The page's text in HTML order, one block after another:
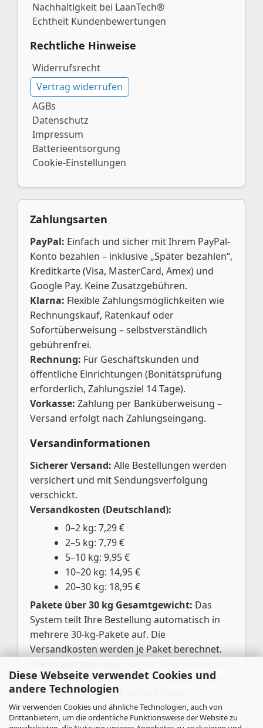
Diese Webseite verwendet Cookies und
andere Technologien
Wir verwenden Cookies und ähnliche Technologien, auch von
Drittanbietern, um die ordentliche Funktionsweise der Website zu
Nachhaltigkeit bei LaanTech®
Echtheit Kundenbewertungen
Rechtliche Hinweise
Widerrufsrecht
Vertrag widerrufen
AGBs
Datenschutz
Impressum
Batterieentsorgung
Cookie-Einstellungen
Zahlungsarten
PayPal: Einfach und sicher mit Ihrem PayPal-
Konto bezahlen – inklusive „Später bezahlen“,
Kreditkarte (Visa, MasterCard, Amex) und
Google Pay. Keine Zusatzgebühren.
Klarna: Flexible Zahlungsmöglichkeiten wie
Rechnungskauf, Ratenkauf oder
Sofortüberweisung – selbstverständlich
gebührenfrei.
Rechnung: Für Geschäftskunden und
öffentliche Einrichtungen (Bonitätsprüfung
erforderlich, Zahlungsziel 14 Tage).
Vorkasse: Zahlung per Banküberweisung –
Versand erfolgt nach Zahlungseingang.
Versandinformationen
Sicherer Versand: Alle Bestellungen werden
versichert und mit Sendungsverfolgung
verschickt.
Versandkosten (Deutschland):
0–2 kg: 7,29 €
2–5 kg: 7,79 €
5–10 kg: 9,95 €
10–20 kg: 14,95 €
20–30 kg: 18,95 €
Pakete über 30 kg Gesamtgewicht: Das
System teilt Ihre Bestellung automatisch in
mehrere 30-kg-Pakete auf. Die
Versandkosten werden je Paket berechnet.
berechnen wir eine Bearbeitungspauschale
von 3,00 €. Ab 20,01 € entfällt diese
automatisch.
EU- & internationale Lieferungen:Der